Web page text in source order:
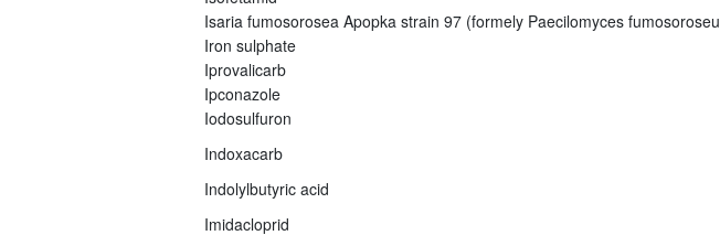
Isaria fumosorosea Apopka strain 97 (formely Paecilomyces
Iron sulphate
Iprovalicarb
Ipconazole
Iodosulfuron
Indoxacarb
Indolylbutyric acid
Imidacloprid